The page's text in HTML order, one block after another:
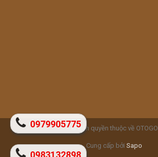
© Bản quyền thuộc về OTOGO
Cung cấp bởi Sapo
0979905775
0983132898